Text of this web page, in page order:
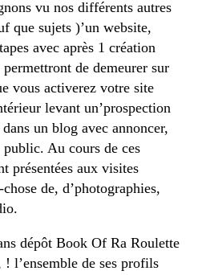
vu nos différents autres
que sujets )’un website,
avec après 1 création
de demeurer sur
vous activerez votre site
levant un’prospection
un blog avec annoncer,
Au cours de ces
présentées aux visites
de, d’photographies,
l’ensemble de ses profils